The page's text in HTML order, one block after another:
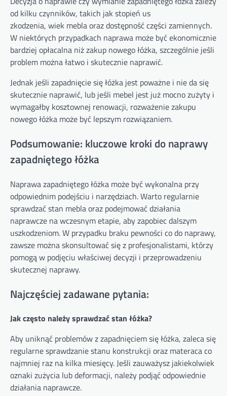
od kilku czynników, takich jak stopień us
zkodzenia, wiek mebla oraz dostępność części zamiennych.
W niektórych przypadkach naprawa może być ekonomicznie
bardziej opłacalna niż zakup nowego łóżka, szczególnie jeśli
problem można łatwo i skutecznie naprawić.
Jednak jeśli zapadnięcie się łóżka jest poważne i nie da się
skutecznie naprawić, lub jeśli mebel jest już mocno zużyty i
wymagałby kosztownej renowacji, rozważenie zakupu
nowego łóżka może być lepszym rozwiązaniem.
Podsumowanie: kluczowe kroki do naprawy
zapadniętego łóżka
Naprawa zapadniętego łóżka może być wykonalna przy
odpowiednim podejściu i narzędziach. Warto regularnie
sprawdzać stan mebla oraz podejmować działania
naprawcze na wczesnym etapie, aby zapobiec dalszym
uszkodzeniom. W przypadku braku pewności co do naprawy,
zawsze można skonsultować się z profesjonalistami, którzy
pomogą w podjęciu właściwej decyzji i przeprowadzeniu
skutecznej naprawy.
Najczęściej zadawane pytania:
Jak często należy sprawdzać stan łóżka?
Aby uniknąć problemów z zapadnięciem się łóżka, zaleca się
regularne sprawdzanie stanu konstrukcji oraz materaca co
najmniej raz na kilka miesięcy. Jeśli zauważysz jakiekolwiek
oznaki zużycia lub deformacji, należy podjąć odpowiednie
działania naprawcze.